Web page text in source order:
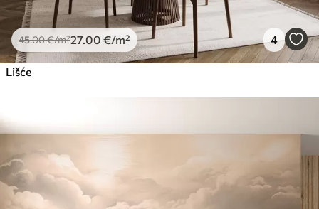
45.00€/m²27 .00 €/m² 4
Lišće